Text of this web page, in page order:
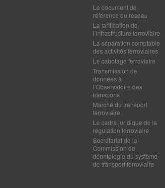
Le document de
référence du réseau
La tarification de
l’infrastructure ferroviaire
La séparation comptable
des activités ferroviaires
Le cabotage ferroviaire
Transmission de
données à
l’Observatoire des
transports
Marché du transport
ferroviaire
Le cadre juridique de la
régulation ferroviaire
Secrétariat de la
Commission de
déontologie du système
de transport ferroviaire